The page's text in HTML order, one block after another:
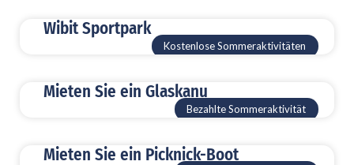
Kostenlose Sommeraktivitäten
Wibit Sportpark
Bezahlte Sommeraktivität
Mieten Sie ein Glaskanu
Mieten Sie ein Picknick-Boot